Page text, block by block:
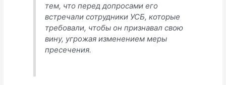
тем, что перед допросами его
встречали сотрудники УСБ, которые
требовали, чтобы он признавал свою
вину, угрожая изменением меры
пресечения.